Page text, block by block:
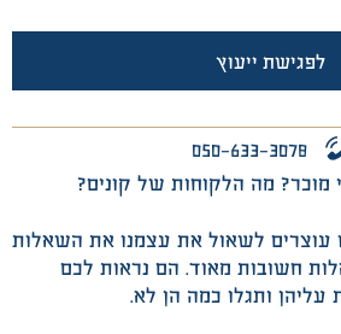
לפגישת ייעוץ
050-633-3078
מוכר? מה הלקוחות של קונים?
עוצרים לשאול את עצמנו את השאלות
חשובות מאוד. הם נראות לכם
עליהן ותגלו כמה הן לא.